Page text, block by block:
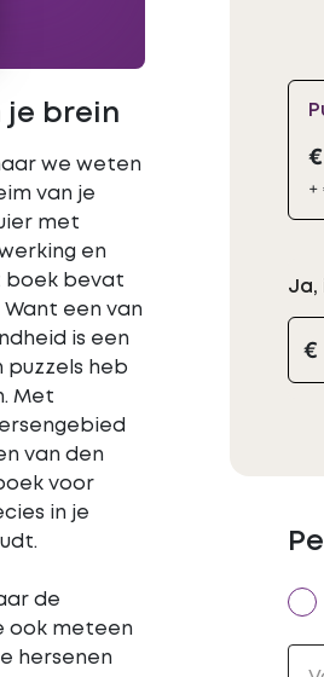
je brein
we weten
van je
met
en
boek bevat
een van
is een
puzzels heb
Met
van den
voor
in je
de
ook meteen
hersenen
+
Ja,
€